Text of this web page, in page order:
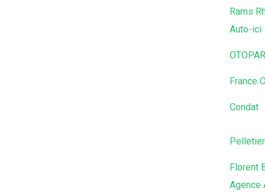
Rams
Auto-ici
France
Condat
Pelletier
Florent
Agence